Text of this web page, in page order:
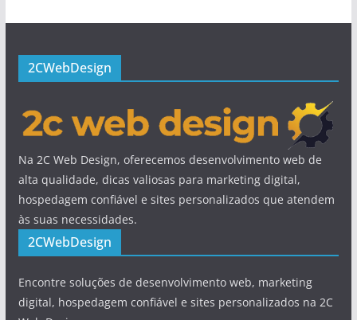
2CWebDesign
Na 2C Web Design, oferecemos desenvolvimento web de
alta qualidade, dicas valiosas para marketing digital,
hospedagem confiável e sites personalizados que atendem
às suas necessidades.
2CWebDesign
Encontre soluções de desenvolvimento web, marketing
digital, hospedagem confiável e sites personalizados na 2C